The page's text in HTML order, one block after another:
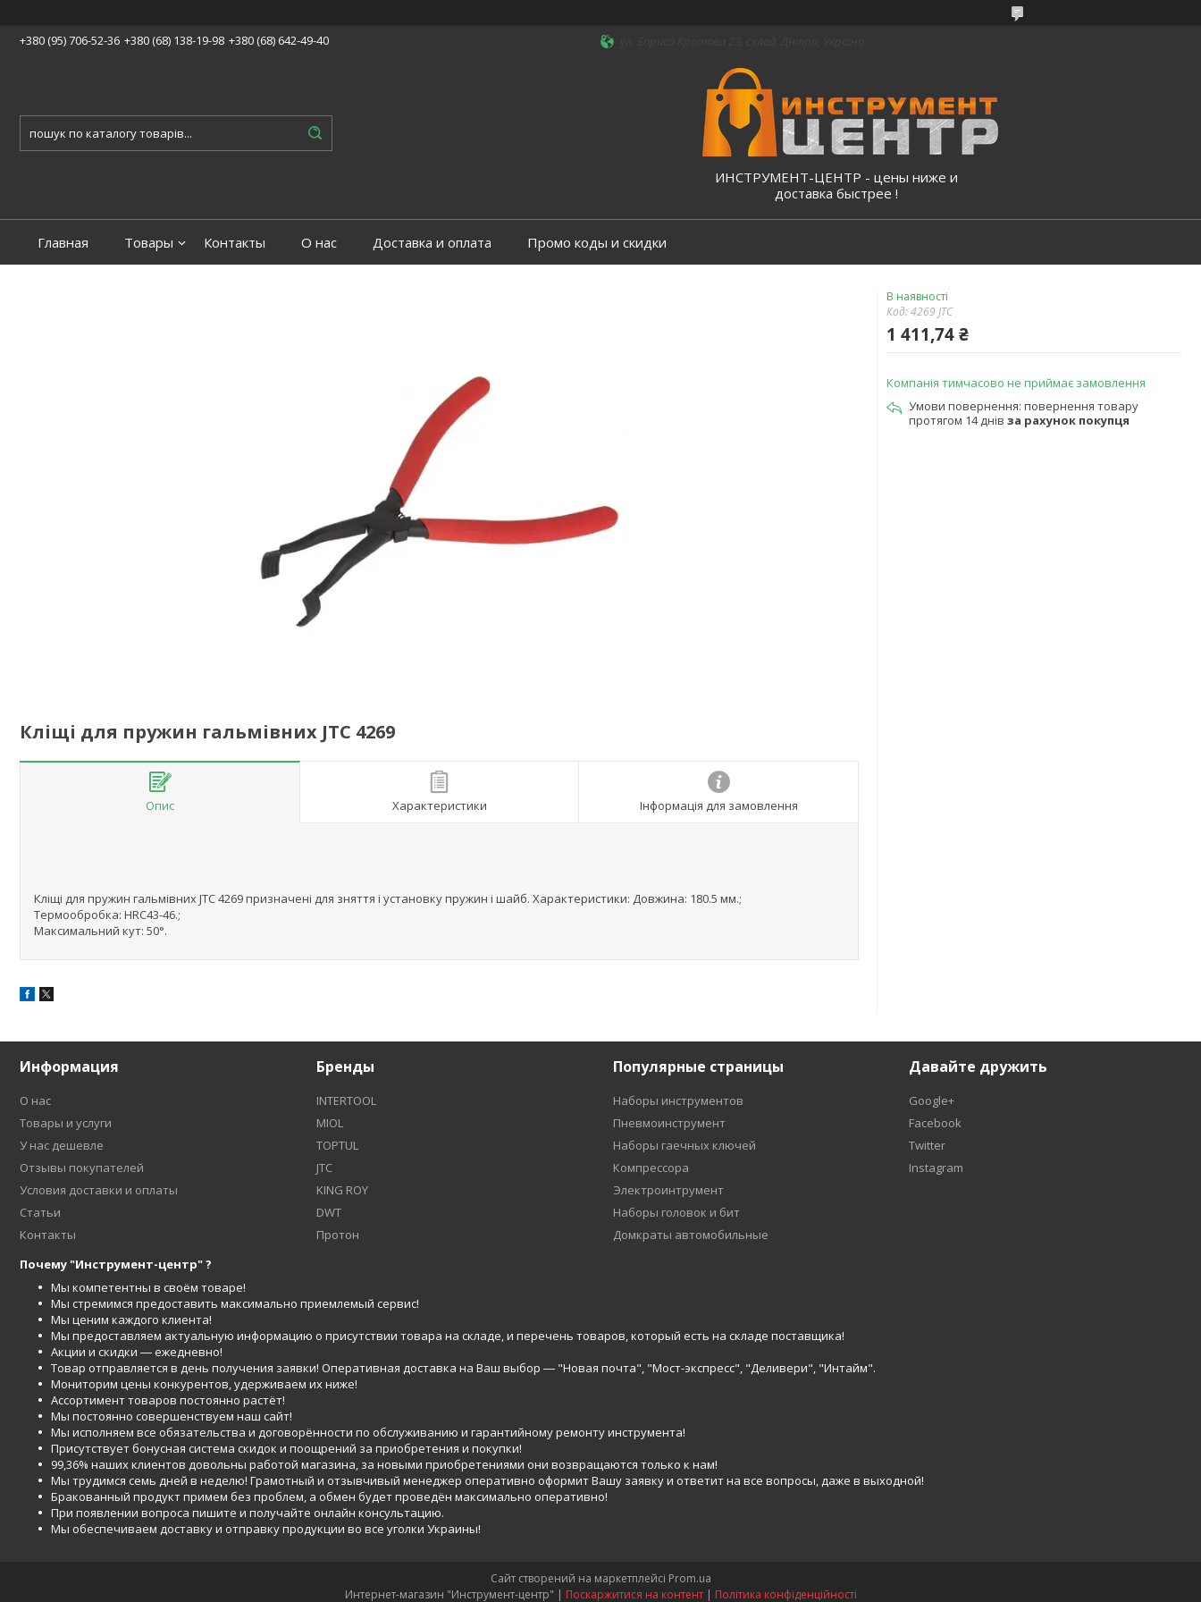
+380 (95) 706-52-36 +380 (68) 138-19-98 +380 (68) 642-49-40
ИНСТРУМЕНТ-ЦЕНТР - цены ниже и
доставка быстрее !
Главная Товары Контакты О нас Доставка и оплата Промо коды и скидки
Кліщі для пружин гальмівних JTC 4269
Опис Характеристики Інформація для замовлення
Кліщі для пружин гальмівних JTC 4269 призначені для зняття і установку пружин і шайб. Характеристики: Довжина: 180.5 мм.;
Термообробка: HRC43-46.;
Максимальний кут: 50°.
В наявності
Код:4269 JTC
1 411,74 ₴
Компанія тимчасово не приймає замовлення
повернення товару
протягом 14 днів за рахунок покупця
Информация
О нас
Товары и услуги
У нас дешевле
Отзывы покупателей
Условия доставки и оплаты
Статьи
Контакты
Бренды
INTERTOOL
MIOL
TOPTUL
JTC
KING ROY
DWT
Протон
Популярные страницы
Наборы инструментов
Пневмоинструмент
Наборы гаечных ключей
Компрессора
Электроинтрумент
Наборы головок и бит
Домкраты автомобильные
Давайте дружить
Google+
Facebook
Twitter
Instagram
Почему "Инструмент-центр" ?
Мы компетентны в своём товаре!
Мы стремимся предоставить максимально приемлемый сервис!
Мы ценим каждого клиента!
Мы предоставляем актуальную информацию о присутствии товара на складе, и перечень товаров, который есть на складе поставщика!
Акции и скидки ― ежедневно!
Товар отправляется в день получения заявки! Оперативная доставка на Ваш выбор ― "Новая почта", "Мост-экспресс", "Деливери", "Интайм".
Мониторим цены конкурентов, удерживаем их ниже!
Ассортимент товаров постоянно растёт!
Мы постоянно совершенствуем наш сайт!
Мы исполняем все обязательства и договорённости по обслуживанию и гарантийному ремонту инструмента!
Присутствует бонусная система скидок и поощрений за приобретения и покупки!
99,36% наших клиентов довольны работой магазина, за новыми приобретениями они возвращаются только к нам!
Мы трудимся семь дней в неделю! Грамотный и отзывчивый менеджер оперативно оформит Вашу заявку и ответит на все вопросы, даже в выходной!
Бракованный продукт примем без проблем, а обмен будет проведён максимально оперативно!
При появлении вопроса пишите и получайте онлайн консультацию.
Мы обеспечиваем доставку и отправку продукции во все уголки Украины!
Сайт створений на маркетплейсі Prom.ua
Интернет-магазин "Инструмент-центр" | Поскаржитися на контент | Політика конфіденційності